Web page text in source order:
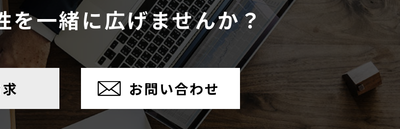
を一緒に広げませんか？
お問い合わせ